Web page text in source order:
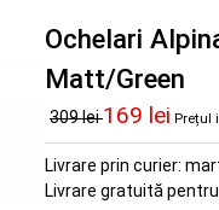
Ochelari
Matt/Green
309 lei169 lei Prețul
Livrare prin curier:
Livrare gratuită